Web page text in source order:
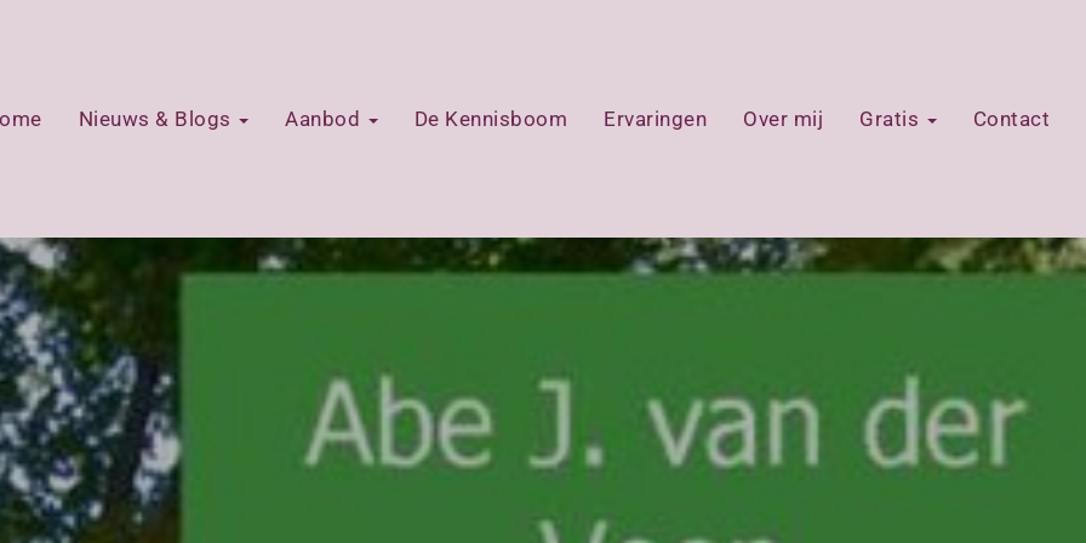
Nieuws & Blogs Aanbod De Kennisboom Ervaringen Over mij Gratis Contact